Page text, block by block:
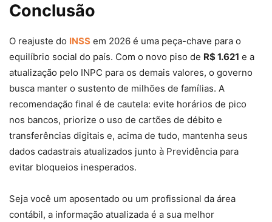
Conclusão
O reajuste do INSS em 2026 é uma peça-chave para o
equilíbrio social do país. Com o novo piso de R$ 1.621 e a
atualização pelo INPC para os demais valores, o governo
busca manter o sustento de milhões de famílias. A
recomendação final é de cautela: evite horários de pico
nos bancos, priorize o uso de cartões de débito e
transferências digitais e, acima de tudo, mantenha seus
dados cadastrais atualizados junto à Previdência para
evitar bloqueios inesperados.
Seja você um aposentado ou um profissional da área
contábil, a informação atualizada é a sua melhor